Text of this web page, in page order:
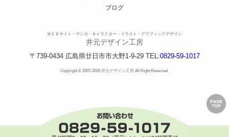
ト
ブログ
ＷＥＢサイト・マンガ・キャラクター・イラスト・グラフィックデザイン
井元デザイン工房
〒739-0434 広島県廿日市市大野1-9-29TEL:0829-59-1017
Copyright © 2007-2026 井元デザイン工房 All Right Reserved.